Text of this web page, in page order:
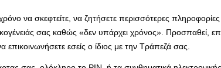
να σκεφτείτε, να ζητήσετε περισσότερες
σας καθώς «δεν υπάρχει χρόνος». Προσπαθεί,
εσείς ο ίδιος με την Τράπεζά σας.